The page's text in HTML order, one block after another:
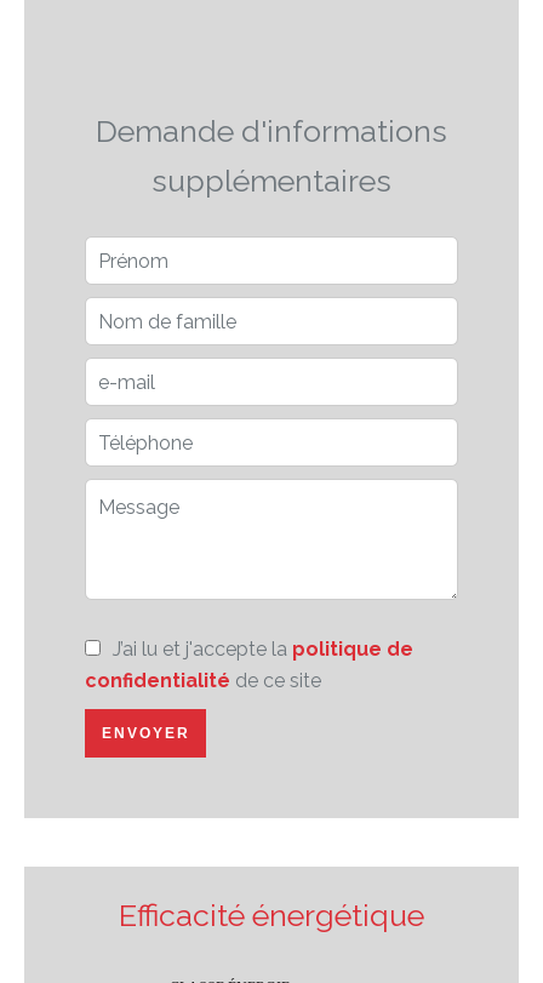
Demande d'informations
supplémentaires
J’ai lu et j'accepte la politique de
confidentialité de ce site
ENVOYER
Efficacité énergétique